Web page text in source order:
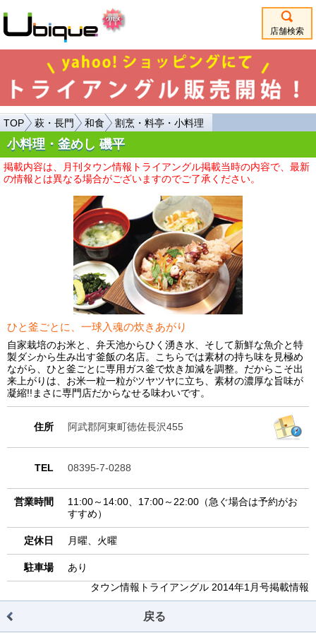
店舗検索
TOP 萩・長門 和食 割烹・料亭・小料理
小料理・釜めし 磯平
掲載内容は、月刊タウン情報トライアングル掲載当時の内容で、最新
の情報とは異なる場合がございますのでご了承ください。
ひと釜ごとに、一球入魂の炊きあがり
自家栽培のお米と、弁天池からひく湧き水、そして新鮮な魚介と特
製ダシから生み出す釜飯の名店。こちらでは素材の持ち味を見極め
ながら、ひと釜ごとに専用ガス釜で炊き加減を調整。だからこそ出
来上がりは、お米一粒一粒がツヤツヤに立ち、素材の濃厚な旨味が
凝縮!!まさに専門店だからなせる味わいです。
住所 阿武郡阿東町徳佐長沢455
TEL 08395-7-0288
営業時間
11:00～14:00、17:00～22:00（急ぐ場合は予約がお
すすめ）
定休日 月曜、火曜
駐車場
あり
タウン情報トライアングル 2014年1月号掲載情報
戻る